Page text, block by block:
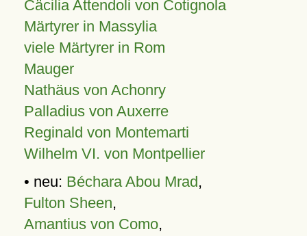
Cäcilia Attendoli von Cotignola
Märtyrer in Massylia
viele Märtyrer in Rom
Mauger
Nathäus von Achonry
Palladius von Auxerre
Reginald von Montemarti
Wilhelm VI. von Montpellier
• neu: Béchara Abou Mrad,
Fulton Sheen,
Amantius von Como,